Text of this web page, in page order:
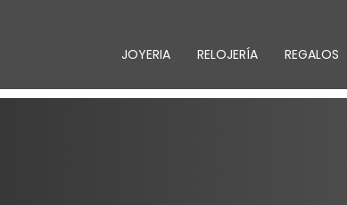
JOYERIA RELOJERÍA REGALOS